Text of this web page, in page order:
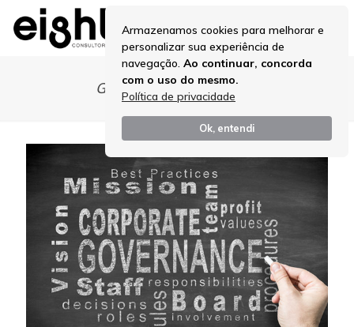
Armazenamos cookies para melhorar e
personalizar sua experiência de
navegação. Ao continuar, concorda
com o uso do mesmo.
Política de privacidade
Ok, entendi
Governança Corporativa